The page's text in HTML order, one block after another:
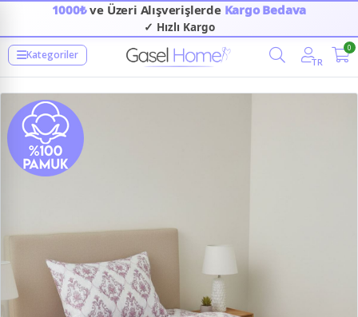
1000₺ve Üzeri Alışverişlerde Kargo Bedava
✓ Hızlı Kargo
✓ Güvenilir Alışveriş
Kategoriler
TR
0